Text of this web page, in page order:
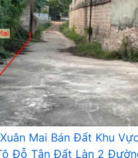
Mai Bán Đất Khu
Đỗ Tận Đất Làn 2